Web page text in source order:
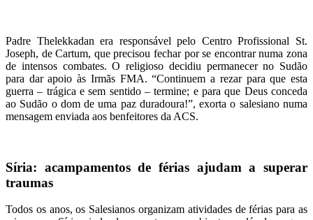
Padre Thelekkadan era responsável pelo Centro Profissional St.
Joseph, de Cartum, que precisou fechar por se encontrar numa zona
de intensos combates. O religioso decidiu permanecer no Sudão
para dar apoio às Irmãs FMA. “Continuem a rezar para que esta
guerra – trágica e sem sentido – termine; e para que Deus conceda
ao Sudão o dom de uma paz duradoura!”, exorta o salesiano numa
mensagem enviada aos benfeitores da ACS.
Síria: acampamentos de férias ajudam a superar
traumas
Todos os anos, os Salesianos organizam atividades de férias para as